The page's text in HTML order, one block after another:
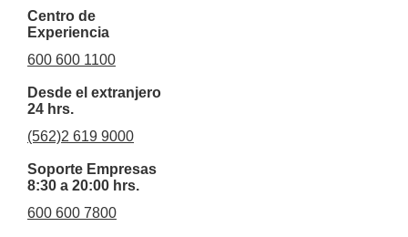
Centro de
Experiencia
600 600 1100
Desde el extranjero
24 hrs.
(562)2 619 9000
Soporte Empresas
8:30 a 20:00 hrs.
600 600 7800